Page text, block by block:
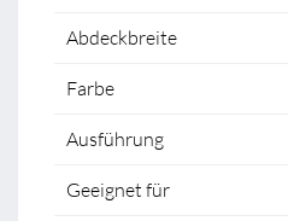
Abdeckbreite
Farbe
Ausführung
Geeignet für